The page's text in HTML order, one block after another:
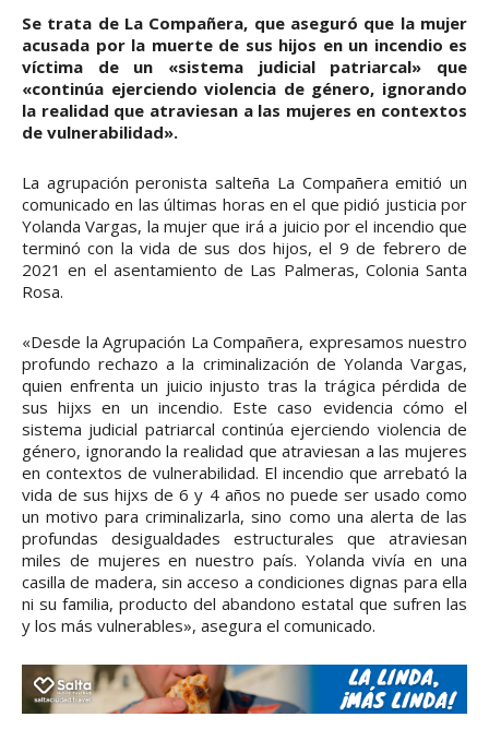
Se trata de La Compañera, que aseguró que la mujer
acusada por la muerte de sus hijos en un incendio es
víctima de un «sistema judicial patriarcal» que
«continúa ejerciendo violencia de género, ignorando
la realidad que atraviesan a las mujeres en contextos
de vulnerabilidad».
La agrupación peronista salteña La Compañera emitió un
comunicado en las últimas horas en el que pidió justicia por
Yolanda Vargas, la mujer que irá a juicio por el incendio que
terminó con la vida de sus dos hijos, el 9 de febrero de
2021 en el asentamiento de Las Palmeras, Colonia Santa
Rosa.
«Desde la Agrupación La Compañera, expresamos nuestro
profundo rechazo a la criminalización de Yolanda Vargas,
quien enfrenta un juicio injusto tras la trágica pérdida de
sus hijxs en un incendio. Este caso evidencia cómo el
sistema judicial patriarcal continúa ejerciendo violencia de
género, ignorando la realidad que atraviesan a las mujeres
en contextos de vulnerabilidad. El incendio que arrebató la
vida de sus hijxs de 6 y 4 años no puede ser usado como
un motivo para criminalizarla, sino como una alerta de las
profundas desigualdades estructurales que atraviesan
miles de mujeres en nuestro país. Yolanda vivía en una
casilla de madera, sin acceso a condiciones dignas para ella
ni su familia, producto del abandono estatal que sufren las
y los más vulnerables», asegura el comunicado.